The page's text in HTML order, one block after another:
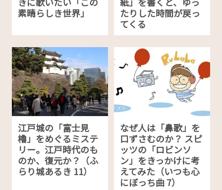
素晴らしき世界」
たりした時間が戻っ
てくる
江戸城の「富士見
櫓」をめぐるミステ
リー。江戸時代のも
のか、復元か？（ふ
らり城あるき 11）
なぜ人は「鼻歌」を
口ずさむのか？ スピ
ッツの「ロビンソ
ン」をきっかけに考
えてみた（いつも心
にぼっち曲 7）